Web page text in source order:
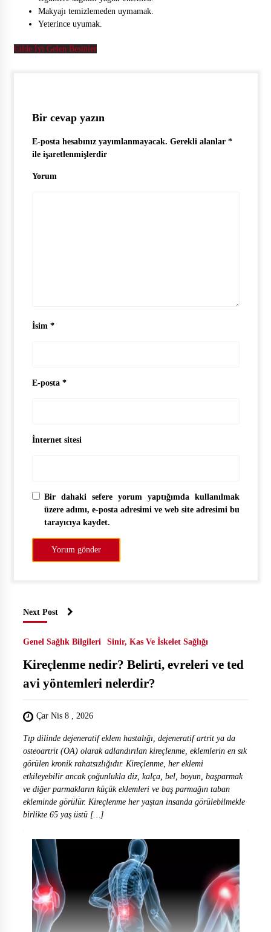
Makyajı temizlemeden uymamak.
Yeterince uyumak.
Cilde İyi Gelen Besinler
Bir cevap yazın
E-posta hesabınız yayımlanmayacak. Gerekli alanlar *
ile işaretlenmişlerdir
Yorum
İsim *
E-posta *
İnternet sitesi
Bir dahaki sefere yorum yaptığımda kullanılmak
üzere adımı, e-posta adresimi ve web site adresimi bu
tarayıcıya kaydet.
Next Post
Genel Sağlık Bilgileri Sinir, Kas Ve İskelet Sağlığı
Kireçlenme nedir? Belirti, evreleri ve ted
avi yöntemleri nelerdir?
Çar Nis 8 , 2026
Tıp dilinde dejeneratif eklem hastalığı, dejeneratif artrit ya da
osteoartrit (OA) olarak adlandırılan kireçlenme, eklemlerin en sık
görülen kronik rahatsızlığıdır. Kireçlenme, her eklemi
etkileyebilir ancak çoğunlukla diz, kalça, bel, boyun, başparmak
ve diğer parmakların küçük eklemleri ve baş parmağın taban
ekleminde görülür. Kireçlenme her yaştan insanda görülebilmekle
birlikte 65 yaş üstü […]